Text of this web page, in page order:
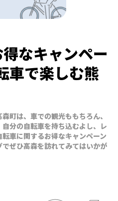
得なキャンペー
車で楽しむ熊
町は、車での観光ももちろん、
分の自転車を持ち込むよし、レ
車に関するお得なキャンペーン
ぜひ高森を訪れてみてはいかが